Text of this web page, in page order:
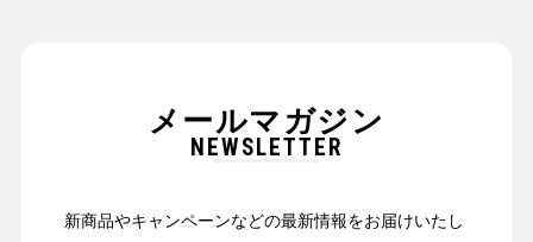
メールマガジン
NEWSLETTER
新商品やキャンペーンなどの最新情報をお届けいたし